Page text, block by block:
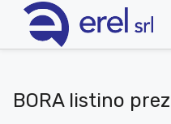
BORA listino